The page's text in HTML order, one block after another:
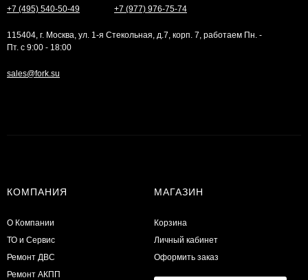
+7 (495) 540-50-49 +7 (977) 976-75-74
115404, г. Москва, ул. 1-я Стекольная, д.7, корп. 7, работаем Пн. -
Пт. с 9:00 - 18:00
sales@fork.su
КОМПАНИЯ
О Компании
ТО и Сервис
​Ремонт ДВС
Ремонт АКПП
МАГАЗИН
Корзина
Личный кабинет
Оформить заказ